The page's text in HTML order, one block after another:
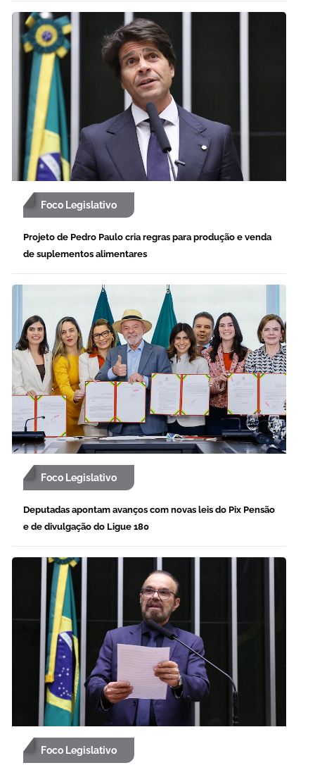
Foco Legislativo
Projeto de Pedro Paulo cria regras para produção e venda
de suplementos alimentares
Foco Legislativo
Deputadas apontam avanços com novas leis do Pix Pensão
e de divulgação do Ligue 180
Foco Legislativo